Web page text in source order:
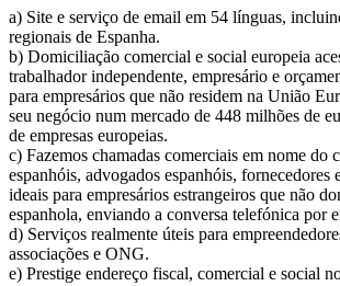
a) Site e serviço de email em 54 línguas,
regionais de Espanha.
b) Domiciliação comercial e social europeia
trabalhador independente, empresário e
para empresários que não residem na União
seu negócio num mercado de 448 milhões de
de empresas europeias.
c) Fazemos chamadas comerciais em nome do
espanhóis, advogados espanhóis, fornecedores
ideais para empresários estrangeiros que não
espanhola, enviando a conversa telefónica por
d) Serviços realmente úteis para
associações e ONG.
e) Prestige endereço fiscal, comercial e social